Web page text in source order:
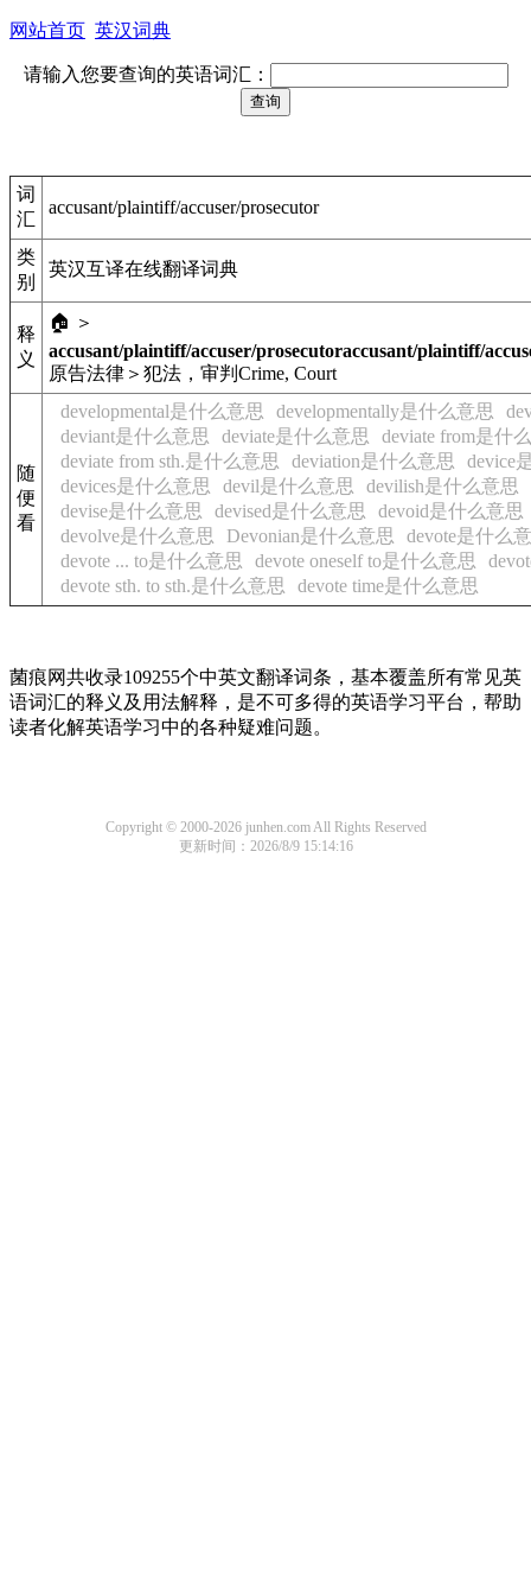
网站首页 英汉词典
请输入您要查询的英语词汇：
词
汇
accusant/plaintiff/accuser/prosecutor
类
别
英汉互译在线翻译词典
释
义
🏠 ＞
accusant/plaintiff/accuser/prosecutoraccusant/plaintiff/
原告法律＞犯法，审判 Crime, Court
随
便
看
developmental是什么意思 developmentally是什么意思
deviant是什么意思
deviate是什么意思
deviate from是什
deviate from sth.是什么意思
deviation是什么意思
device
devices是什么意思
devil是什么意思
devilish是什么意思
devise是什么意思
devised是什么意思
devoid是什么意思
devolve是什么意思
Devonian是什么意思
devote是什么
devote ... to是什么意思
devote oneself to是什么意思
devote sth. to sth.是什么意思
devote time是什么意思
菌痕网共收录109255个中英文翻译词条，基本覆盖所有常见英
语词汇的释义及用法解释，是不可多得的英语学习平台，帮助
读者化解英语学习中的各种疑难问题。
Copyright © 2000-2026 junhen.com All Rights Reserved
更新时间：2026/8/9 15:14:16